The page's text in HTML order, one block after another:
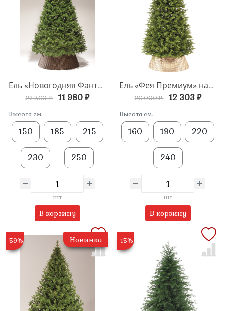
Ель «Новогодняя Фантазия» напольная
22 360 ₽ 11 980 ₽
Высота см.
150 185 215
230 250
шт
В корзину
Ель «Фея Премиум» напольная
26 000 ₽ 12 303 ₽
Высота см.
160 190 220
240
шт
В корзину
-59% Новинка -15%